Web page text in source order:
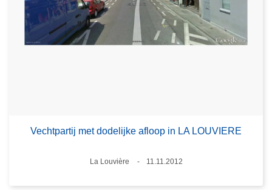
Vechtpartij met dodelijke afloop in LA LOUVIERE
Plaats
La Louvière
11.11.2012